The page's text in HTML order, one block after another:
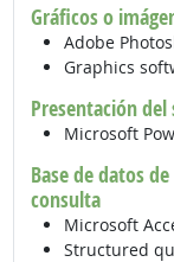
Gráficos o
Adobe
Graphics
Presentación
Microsoft
Base de datos
consulta
Microsoft
Structured